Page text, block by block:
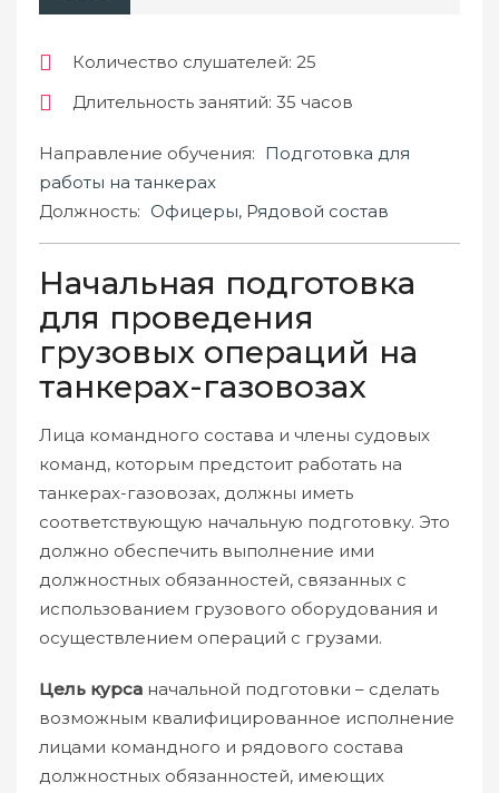
Количество слушателей: 25
Длительность занятий: 35 часов
Направление обучения: Подготовка для
работы на танкерах
Должность: Офицеры, Рядовой состав
Начальная подготовка
для проведения
грузовых операций на
танкерах-газовозах
Лица командного состава и члены судовых
команд, которым предстоит работать на
танкерах-газовозах, должны иметь
соответствующую начальную подготовку. Это
должно обеспечить выполнение ими
должностных обязанностей, связанных с
использованием грузового оборудования и
осуществлением операций с грузами.
Цель курса начальной подготовки – сделать
возможным квалифицированное исполнение
лицами командного и рядового состава
должностных обязанностей, имеющих